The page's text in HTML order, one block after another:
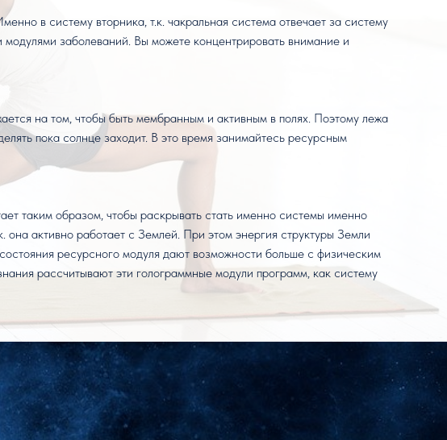
в систему вторника, т.к. чакральная система отвечает за систему
заболеваний. Вы можете концентрировать внимание и
на том, чтобы быть мембранным и активным в полях. Поэтому лежа
пока солнце заходит. В это время занимайтесь ресурсным
таким образом, чтобы раскрывать стать именно системы именно
она активно работает с Землей. При этом энергия структуры Земли
ресурсного модуля дают возможности больше с физическим
рассчитывают эти голограммные модули программ, как систему